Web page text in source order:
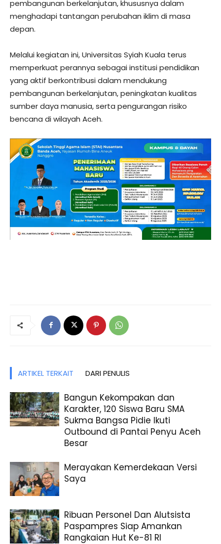
pembangunan berkelanjutan, khususnya dalam
menghadapi tantangan perubahan iklim di masa
depan.
Melalui kegiatan ini, Universitas Syiah Kuala terus
memperkuat perannya sebagai institusi pendidikan
yang aktif berkontribusi dalam mendukung
pembangunan berkelanjutan, peningkatan kualitas
sumber daya manusia, serta pengurangan risiko
bencana di wilayah Aceh.
ARTIKEL TERKAIT DARI PENULIS
Bangun Kekompakan dan
Karakter, 120 Siswa Baru SMA
Sukma Bangsa Pidie Ikuti
Outbound di Pantai Penyu Aceh
Besar
Merayakan Kemerdekaan Versi
Saya
Ribuan Personel Dan Alutsista
Paspampres Siap Amankan
Rangkaian Hut Ke-81 RI